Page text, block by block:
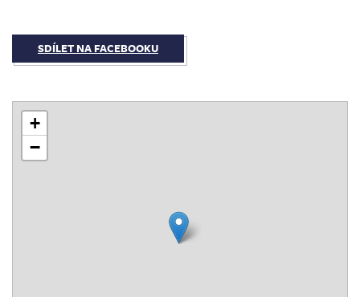
SDÍLET NA FACEBOOKU
+
−